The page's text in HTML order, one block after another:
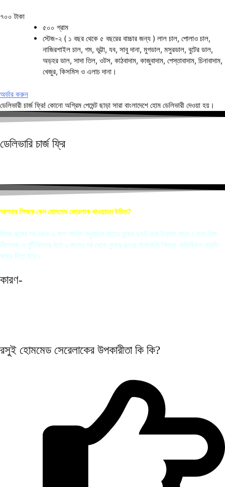
৭০০ টাকা
৫০০ গ্রাম
স্টেজ-২ ( ১ বছর থেকে ৫ বছরের বাচ্চার জন্য ) লাল চাল, পোলাও চাল,
নাজিরশাইল চাল, গম, ভুট্টা, যব, সাবু দানা, মুগডাল, মসুরডাল, বুটের ডাল,
অড়হর ডাল, সাদা তিল, ওটস, কাঠবাদাম, কাজুবাদাম, পেস্তাবাদাম, চিনাবাদাম,
খেজুর, কিসমিস ও এলাচ দানা।
অর্ডার করুন
ডেলিভারী চার্জ ফ্রি! কোনো অগ্রিম পেমেন্ট ছাড়া সারা বাংলাদেশে হোম ডেলিভারী দেওয়া হয়।
ডেলিভারি চার্জফ্রি
আপনার শিশুকে কেন হোমমেড সেরেলাক খাওয়ানো উচিত?
শিশুর জন্মের পর থেকে ৬ মাস পর্যন্ত শুধুমাত্র মায়ের বুকের দুধই তার উত্তম খাদ্য। তবে শিশু
বিশেষজ্ঞ ও পুষ্টিবিদদের মতে ৬ মাসের পর থেকে বুকের দুধের পাশাপাশি শিশুকে অতিরিক্ত বাড়তি
খাবার দিতে হবে।
কারণ-
রসুই হোমমেড সেরেলাকের উপকারীতাকি কি?